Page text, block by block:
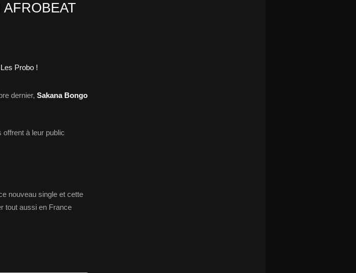
dernier, Sakana Bongo
offrent à leur public
nouveau single et cette
tout aussi en France